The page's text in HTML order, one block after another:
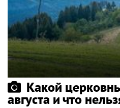
Какой
августа и что